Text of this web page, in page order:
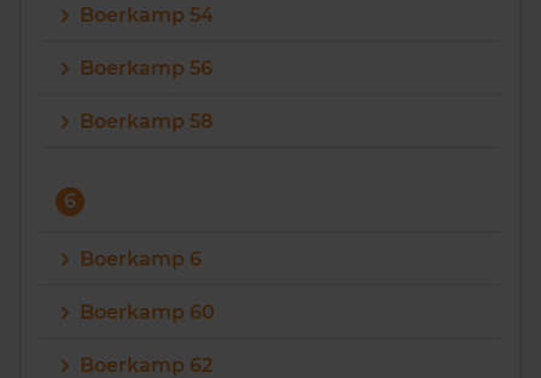
Boerkamp 54
Boerkamp 56
Boerkamp 58
6
Boerkamp 6
Boerkamp 60
Boerkamp 62